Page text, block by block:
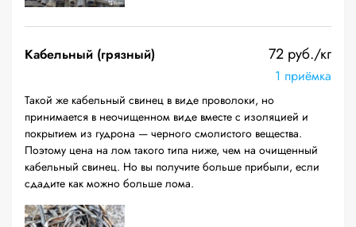
Кабельный (грязный) 72 руб./кг
1 приёмка
Такой же кабельный свинец в виде проволоки, но
принимается в неочищенном виде вместе с изоляцией и
покрытием из гудрона — черного смолистого вещества.
Поэтому цена на лом такого типа ниже, чем на очищенный
кабельный свинец. Но вы получите больше прибыли, если
сдадите как можно больше лома.